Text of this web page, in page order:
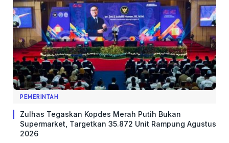
PEMERINTAH
Zulhas Tegaskan Kopdes Merah Putih Bukan
Supermarket, Targetkan 35.872 Unit Rampung Agustus
2026